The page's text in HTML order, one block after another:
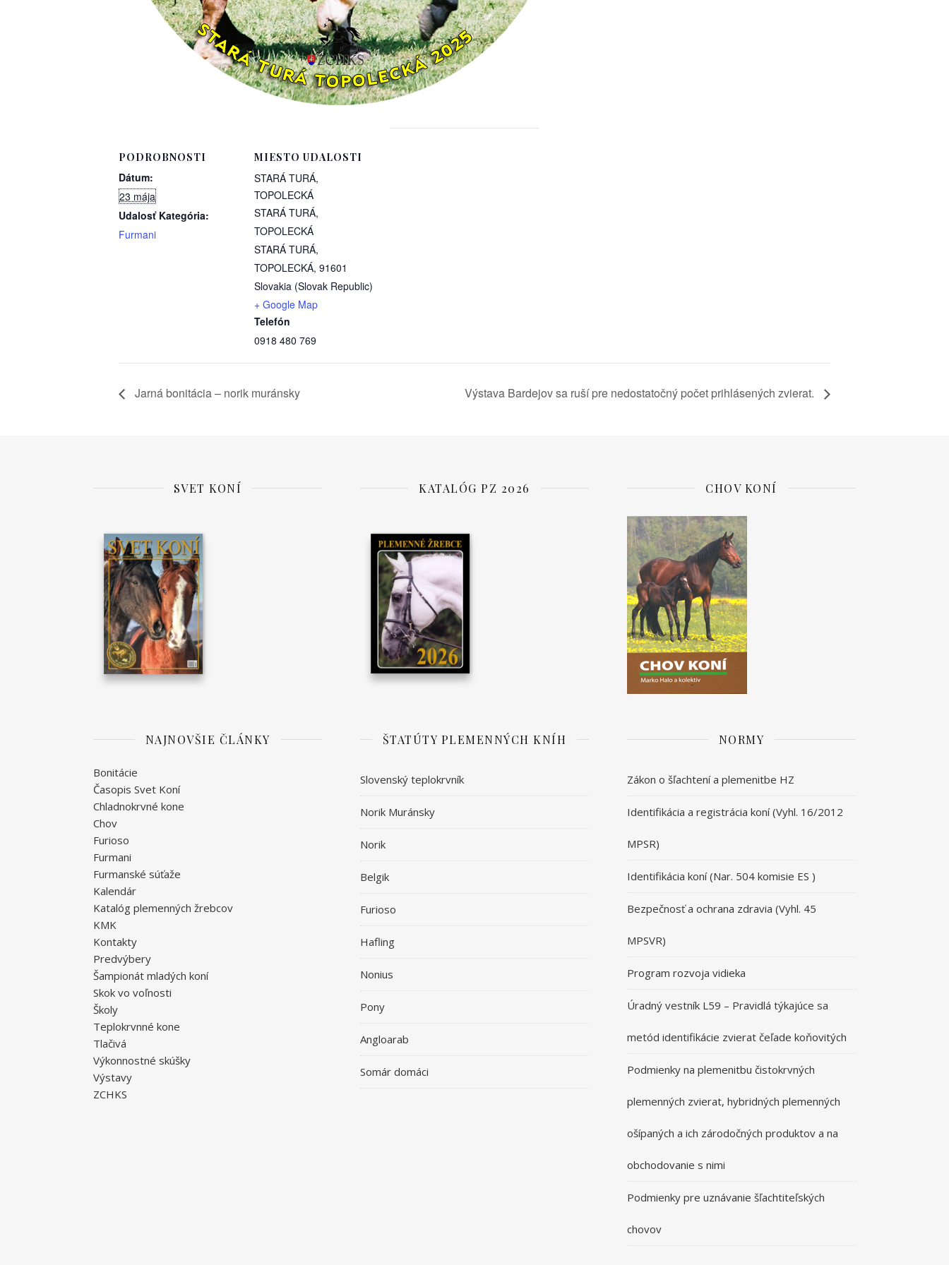
PODROBNOSTI
Dátum:
23 mája
Udalosť Kategória:
Furmani
MIESTO UDALOSTI
STARÁ TURÁ,
TOPOLECKÁ
STARÁ TURÁ,
TOPOLECKÁ
STARÁ TURÁ,
TOPOLECKÁ, 91601
Slovakia (Slovak Republic)
+ Google Map
Telefón
0918 480 769
Jarná bonitácia – norik muránsky Výstava Bardejov sa ruší pre nedostatočný počet prihlásených zvierat.
SVET KONÍ KATALÓG PZ 2026 CHOV KONÍ
NAJNOVŠIE ČLÁNKY
Bonitácie
Časopis Svet Koní
Chladnokrvné kone
Chov
Furioso
Furmani
Furmanské súťaže
Kalendár
Katalóg plemenných žrebcov
KMK
Kontakty
Predvýbery
Šampionát mladých koní
Skok vo voľnosti
Školy
Teplokrvnné kone
Tlačivá
Výkonnostné skúšky
Výstavy
ZCHKS
ŠTATÚTY PLEMENNÝCH KNÍH
Slovenský teplokrvník
Norik Muránsky
Norik
Belgik
Furioso
Hafling
Nonius
Pony
Angloarab
Somár domáci
NORMY
Zákon o šľachtení a plemenitbe HZ
Identifikácia a registrácia koní (Vyhl. 16/2012
MPSR)
Identifikácia koní (Nar. 504 komisie ES )
Bezpečnosť a ochrana zdravia (Vyhl. 45
MPSVR)
Program rozvoja vidieka
Úradný vestník L59 – Pravidlá týkajúce sa
metód identifikácie zvierat čeľade koňovitých
Podmienky na plemenitbu čistokrvných
plemenných zvierat, hybridných plemenných
ošípaných a ich zárodočných produktov a na
obchodovanie s nimi
Podmienky pre uznávanie šľachtiteľských
chovov